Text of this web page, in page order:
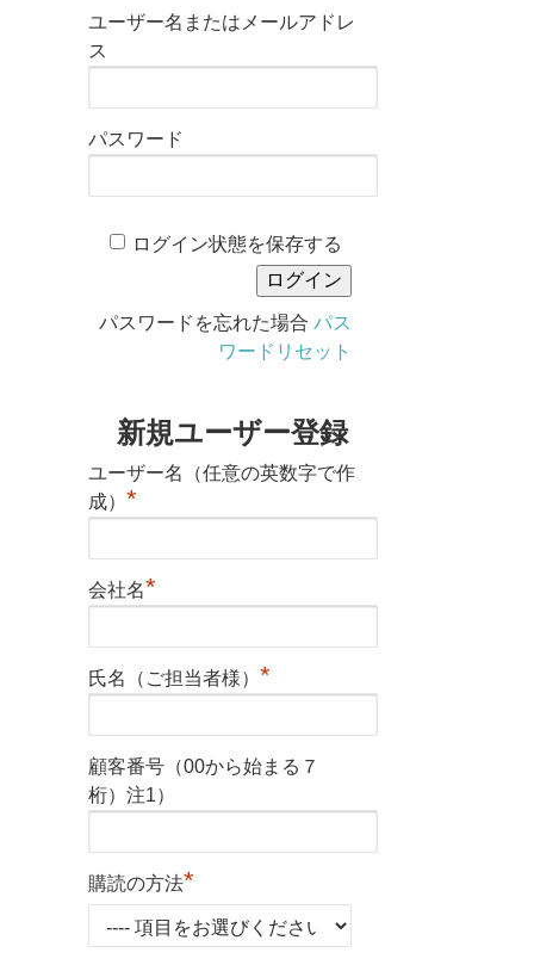
ユーザー名またはメールアドレ
ス
パスワード
ログイン状態を保存する
パスワードを忘れた場合 パス
ワードリセット
新規ユーザー登録
ユーザー名（任意の英数字で作
成） *
会社名*
氏名（ご担当者様） *
顧客番号（00から始まる７
桁）注1）
購読の方法*